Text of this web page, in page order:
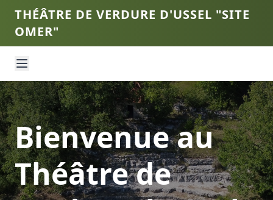
THÉÂTRE DE VERDURE D'USSEL "SITE
OMER"
Bienvenue au
Théâtre de